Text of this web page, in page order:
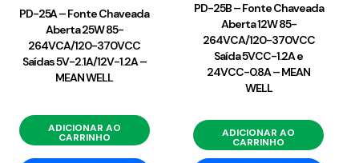
PD-25A – Fonte Chaveada
Aberta 25W 85-
264VCA/120-370VCC
Saídas 5V-2.1A/12V-1.2A –
MEAN WELL
ADICIONAR AO
CARRINHO
PD-25B – Fonte Chaveada
Aberta 12W 85-
264VCA/120-370VCC
Saída 5VCC-1.2A e
24VCC-0.8A – MEAN
WELL
ADICIONAR AO
CARRINHO